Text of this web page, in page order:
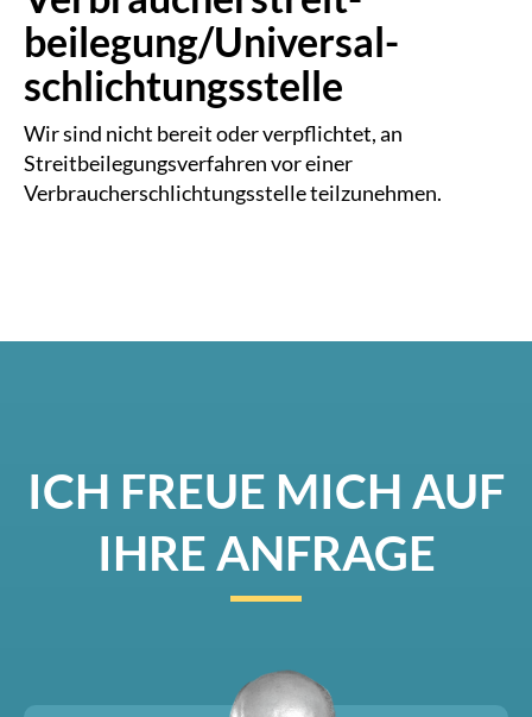
beilegung/Universal­
schlichtungs­stelle
Wir sind nicht bereit oder verpflichtet, an
Streitbeilegungsverfahren vor einer
Verbraucherschlichtungsstelle teilzunehmen.
ICH FREUE MICH AUF
IHRE ANFRAGE